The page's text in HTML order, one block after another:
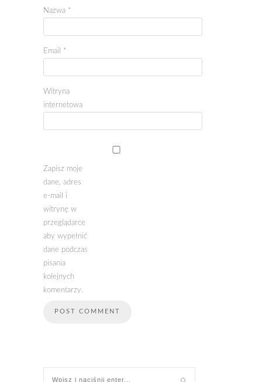
Nazwa *
Email *
Witryna
internetowa
Zapisz moje
dane, adres
e-mail i
witrynę w
przeglądarce
aby wypełnić
dane podczas
pisania
kolejnych
komentarzy.